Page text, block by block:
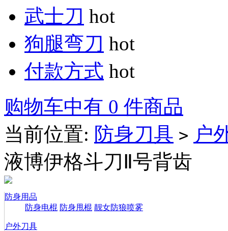
武士刀 hot
狗腿弯刀 hot
付款方式 hot
购物车中有 0 件商品
当前位置: 防身刀具 > 户
液博伊格斗刀Ⅱ号背齿
防身用品
防身电棍 防身甩棍 靓女防狼喷雾
户外刀具